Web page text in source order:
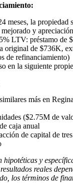
meses, la propiedad
y
LTV: préstamo de
original de $736K,
de refinanciamiento)
en la siguiente
más en
($2.75M de
caja anual
de capital de
hipotéticas y
reales
los términos de